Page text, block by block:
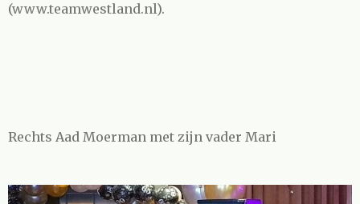
(www.teamwestland.nl).
Rechts Aad Moerman met zijn vader Mari